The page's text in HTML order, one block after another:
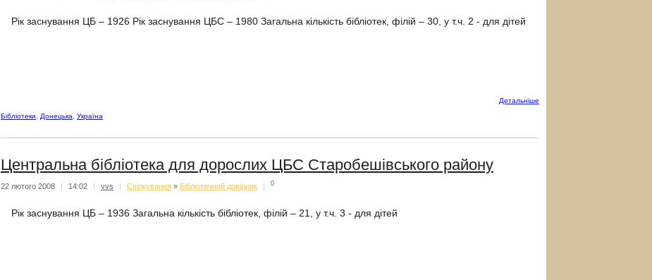
Рік заснування ЦБ – 1926 Рік заснування ЦБС – 1980 Загальна кількість бібліотек, філій – 30, у т.ч. 2 - для дітей
Детальнiше
Бібліотеки, Донецька, Україна
Центральна бібліотека для дорослих ЦБС Старобешівського району
22 лютого 2008 | 14:02 | vvs | Спiлкування » Бібліотечний довідник | 0
Рік заснування ЦБ – 1936 Загальна кількість бібліотек, філій – 21, у т.ч. 3 - для дітей